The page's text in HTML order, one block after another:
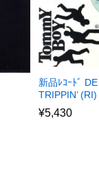
新品ﾚｺｰﾄﾞ
TRIPPIN’ (RI)
¥5,430